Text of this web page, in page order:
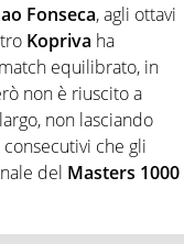
Fonseca, agli ottavi
Kopriva ha
equilibrato, in
non è riuscito a
non lasciando
che gli
del Masters 1000